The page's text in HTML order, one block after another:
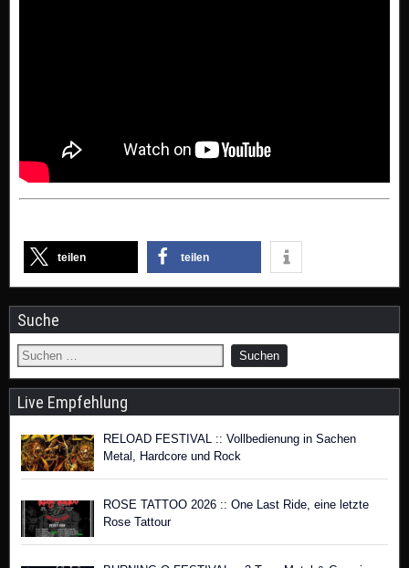
teilen teilen
Suche
Live Empfehlung
RELOAD FESTIVAL :: Vollbedienung in Sachen
Metal, Hardcore und Rock
ROSE TATTOO 2026 :: One Last Ride, eine letzte
Rose Tattour